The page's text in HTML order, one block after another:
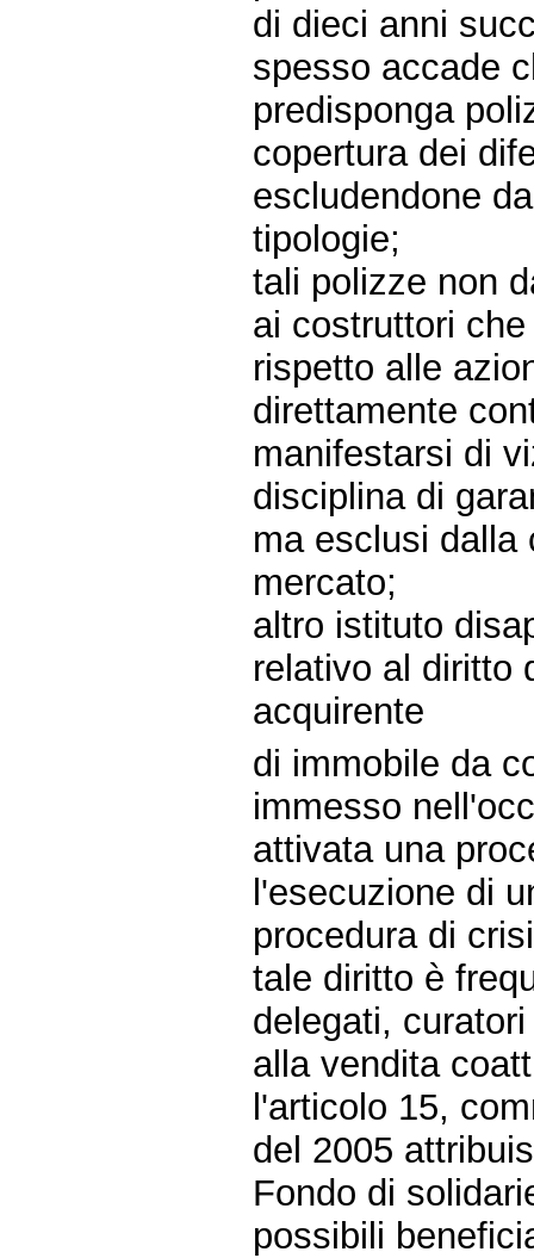
di dieci anni
spesso accade
predisponga
copertura dei
escludendone
tipologie;
tali polizze non
ai costruttori
rispetto alle
direttamente
manifestarsi di
disciplina di
ma esclusi dalla
mercato;
altro istituto
relativo al diritto
acquirente
di immobile da
immesso
attivata una
l'esecuzione di
procedura di
tale diritto è
delegati,
alla vendita
l'articolo 15,
del 2005
Fondo di
possibili